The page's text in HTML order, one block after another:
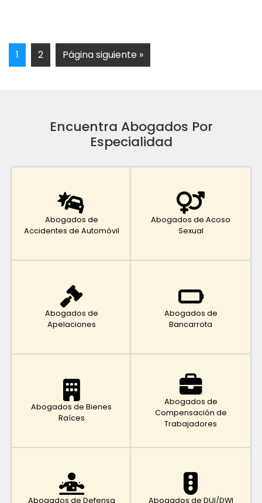
1 2 Página siguiente »
Encuentra Abogados Por
Especialidad
Abogados de
Accidentes de Automóvil
Abogados de Acoso
Sexual
Abogados de
Apelaciones
Abogados de
Bancarrota
Abogados de Bienes
Raíces
Abogados de
Compensación de
Trabajadores
Abogados de Defensa Abogados de DUI/DWI